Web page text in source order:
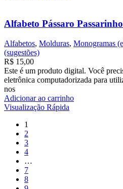
Alfabeto Pássaro
Alfabetos, Molduras, Monogramas
(sugestões)
R$ 15,00
Este é um produto digital. Você
eletrônica computadorizada para
nos
Adicionar ao carrinho
Visualização Rápida
1
2
3
4
…
7
8